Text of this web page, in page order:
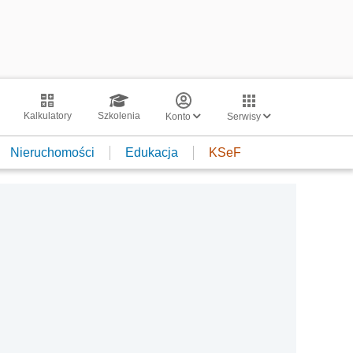
Kalkulatory Szkolenia Konto Serwisy
Nieruchomości Edukacja KSeF